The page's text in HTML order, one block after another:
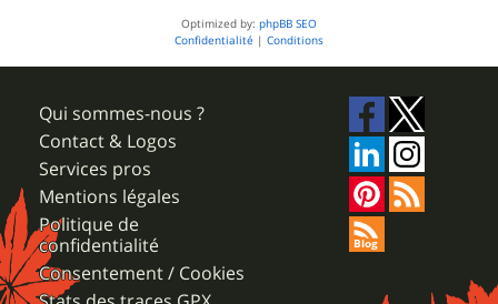
Optimized by: phpBB SEO
Confidentialité | Conditions
Qui sommes-nous ?
Contact & Logos
Services pros
Mentions légales
Politique de
confidentialité
Consentement / Cookies